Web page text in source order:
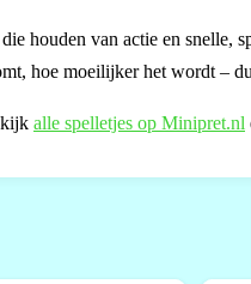
houden van actie en snelle,
hoe moeilijker het wordt –
alle spelletjes op Minipret.nl